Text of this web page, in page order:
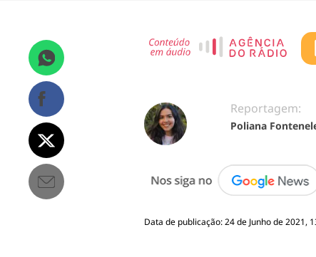
Reportagem:
Poliana
Data de publicação: 24 de Junho de 2021,